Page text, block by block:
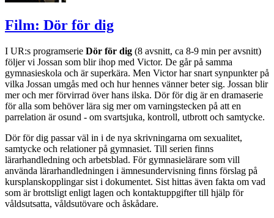
Film: Dör för dig
I UR:s programserie Dör för dig (8 avsnitt, ca 8-9 min per avsnitt)
följer vi Jossan som blir ihop med Victor. De går på samma
gymnasieskola och är superkära. Men Victor har snart synpunkter på
vilka Jossan umgås med och hur hennes vänner beter sig. Jossan blir
mer och mer förvirrad över hans ilska. Dör för dig är en dramaserie
för alla som behöver lära sig mer om varningstecken på att en
parrelation är osund - om svartsjuka, kontroll, utbrott och samtycke.
Dör för dig passar väl in i de nya skrivningarna om sexualitet,
samtycke och relationer på gymnasiet. Till serien finns
lärarhandledning och arbetsblad. För gymnasielärare som vill
använda lärarhandledningen i ämnesundervisning finns förslag på
kursplanskopplingar sist i dokumentet. Sist hittas även fakta om vad
som är brottsligt enligt lagen och kontaktuppgifter till hjälp för
våldsutsatta, våldsutövare och åskådare.